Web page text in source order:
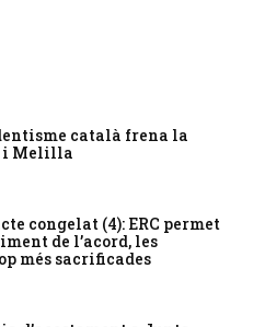
català frena la
i Melilla
congelat (4): ERC permet
de l’acord, les
més sacrificades